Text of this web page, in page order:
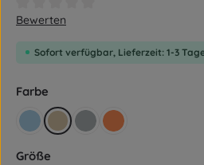
Durchschnittliche Bewertung von 0
Bewerten
Sofort verfügbar, Lieferzeit: 1-3
Farbe
hellblaubeigegrau orange
Größe